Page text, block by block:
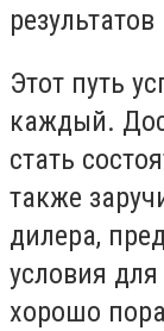
Этот путь
каждый.
стать
также
дилера,
условия
хорошо